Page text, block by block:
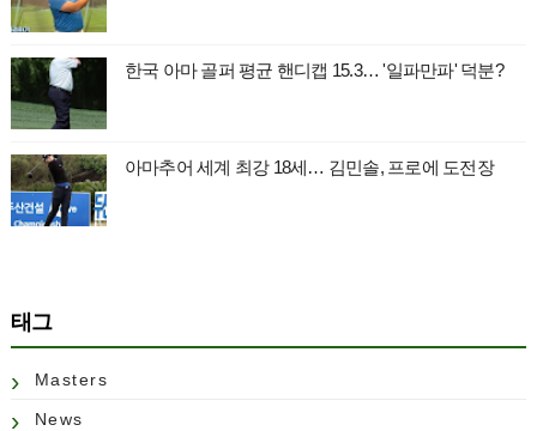
한국 아마 골퍼 평균 핸디캡 15.3… '일파만파' 덕분?
아마추어 세계 최강 18세… 김민솔, 프로에 도전장
태그
Masters
News